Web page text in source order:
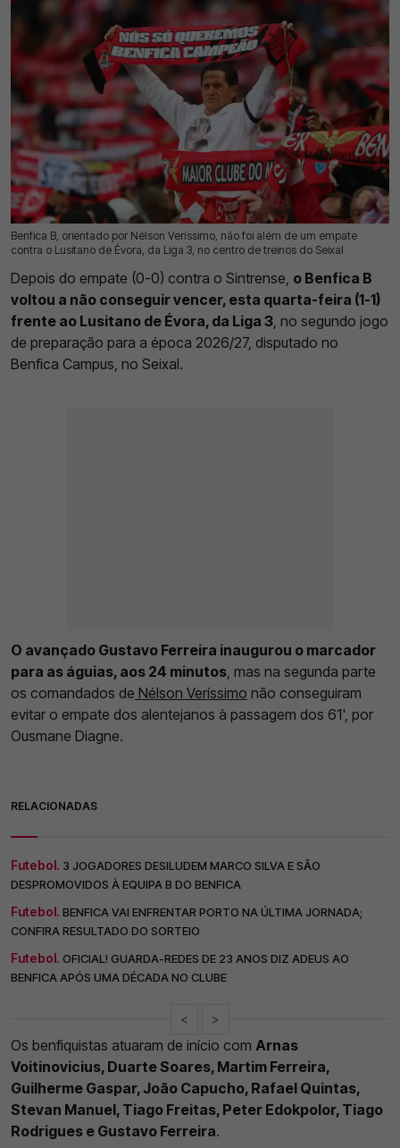
Benfica B, orientado por Nélson Veríssimo, não foi além de um empate
contra o Lusitano de Évora, da Liga 3, no centro de treinos do Seixal
15 Jul 2026 | 17:39 | 0
Depois do empate (0-0) contra o Sintrense, o Benfica B
voltou a não conseguir vencer, esta quarta-feira (1-1)
frente ao Lusitano de Évora, da Liga 3 , no segundo jogo
de preparação para a época 2026/27, disputado no
Benfica Campus, no Seixal.
O avançado Gustavo Ferreira inaugurou o marcador
para as águias, aos 24 minutos , mas na segunda parte
os comandados de Nélson Veríssimo não conseguiram
evitar o empate dos alentejanos à passagem dos 61', por
Ousmane Diagne.
RELACIONADAS
Futebol. 3 JOGADORES DESILUDEM MARCO SILVA E SÃO
DESPROMOVIDOS À EQUIPA B DO BENFICA
Futebol. BENFICA VAI ENFRENTAR PORTO NA ÚLTIMA JORNADA;
CONFIRA RESULTADO DO SORTEIO
Futebol. OFICIAL! GUARDA-REDES DE 23 ANOS DIZ ADEUS AO
BENFICA APÓS UMA DÉCADA NO CLUBE
< >
Os benfiquistas atuaram de início com Arnas
Voitinovicius, Duarte Soares, Martim Ferreira,
Guilherme Gaspar, João Capucho, Rafael Quintas,
Stevan Manuel, Tiago Freitas, Peter Edokpolor, Tiago
Rodrigues e Gustavo Ferreira.